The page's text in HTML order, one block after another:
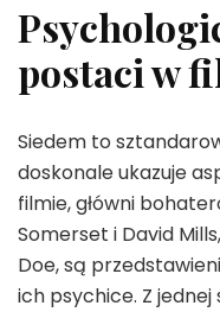
postaci w
Siedem to
doskonale ukazuje
filmie, główni
Somerset i David
Doe, są
ich psychice. Z